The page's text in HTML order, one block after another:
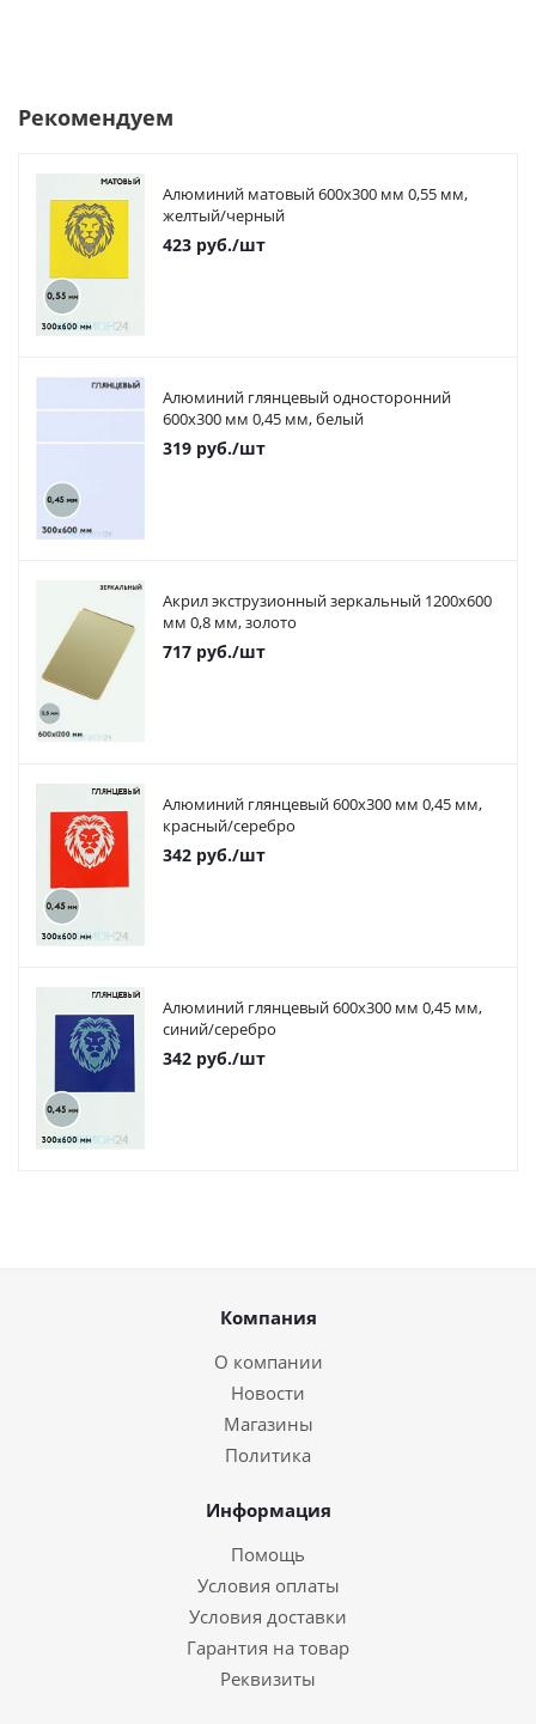
Рекомендуем
Алюминий матовый 600х300 мм 0,55 мм,
желтый/черный
423 руб./шт
Алюминий глянцевый односторонний
600х300 мм 0,45 мм, белый
319 руб./шт
Акрил экструзионный зеркальный 1200х600
мм 0,8 мм, золото
717 руб./шт
Алюминий глянцевый 600х300 мм 0,45 мм,
красный/серебро
342 руб./шт
Алюминий глянцевый 600х300 мм 0,45 мм,
синий/серебро
342 руб./шт
Компания
О компании
Новости
Магазины
Политика
Информация
Помощь
Условия оплаты
Условия доставки
Гарантия на товар
Реквизиты